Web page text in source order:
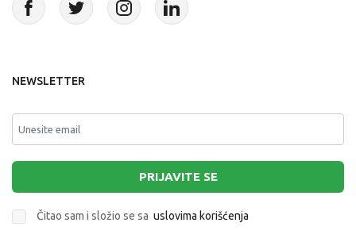
NEWSLETTER
PRIJAVITE SE
Čitao sam i složio se sa uslovima korišćenja